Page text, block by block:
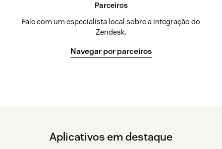
Parceiros
Fale com um especialista local sobre a integração do
Zendesk.
Navegar por parceiros
Aplicativos em destaque